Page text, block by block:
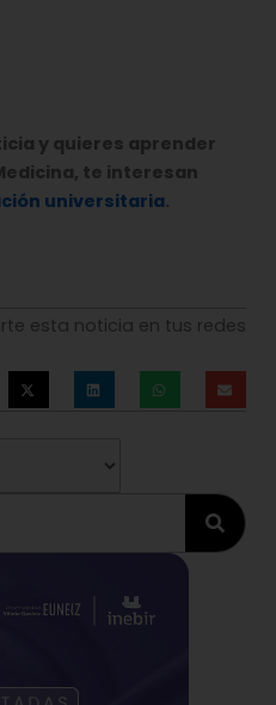
y quieres aprender
te interesan
universitaria.
esta noticia en tus redes